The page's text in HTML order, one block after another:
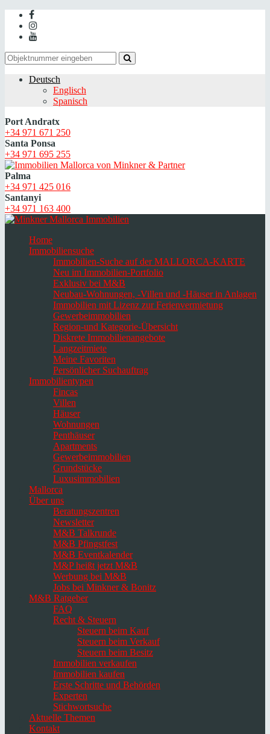
Deutsch
Englisch
Spanisch
Port Andratx
+34 971 671 250
Santa Ponsa
+34 971 695 255
Palma
+34 971 425 016
Santanyi
+34 971 163 400
Home
Immobiliensuche
Immobilien-Suche auf der MALLORCA-KARTE
Neu im Immobilien-Portfolio
Exklusiv bei M&B
Neubau-Wohnungen, -Villen und -Häuser in Anlagen
Immobilien mit Lizenz zur Ferienvermietung
Gewerbeimmobilien
Region-und Kategorie-Übersicht
Diskrete Immobilienangebote
Langzeitmiete
Meine Favoriten
Persönlicher Suchauftrag
Immobilientypen
Fincas
Villen
Häuser
Wohnungen
Penthäuser
Apartments
Gewerbeimmobilien
Grundstücke
Luxusimmobilien
Mallorca
Über uns
Beratungszentren
Newsletter
M&B Talkrunde
M&B Pfingstfest
M&B Eventkalender
M&P heißt jetzt M&B
Werbung bei M&B
Jobs bei Minkner & Bonitz
M&B Ratgeber
FAQ
Recht & Steuern
Steuern beim Kauf
Steuern beim Verkauf
Steuern beim Besitz
Immobilien verkaufen
Immobilien kaufen
Erste Schritte und Behörden
Experten
Stichwortsuche
Aktuelle Themen
Kontakt